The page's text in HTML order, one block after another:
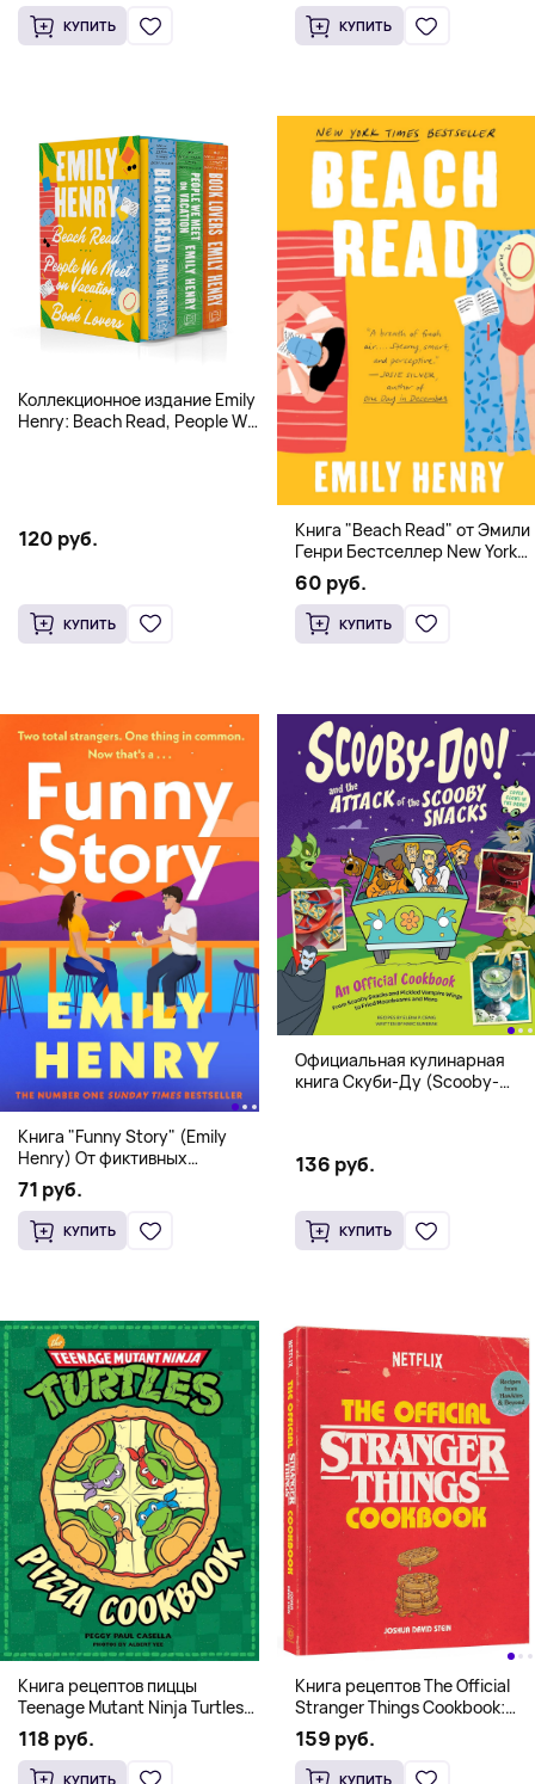
КУПИТЬ КУПИТЬ
Коллекционное издание Emily
Henry: Beach Read, People We
120 руб.
КУПИТЬ
Книга "Beach Read" от Эмили
Генри Бестселлер New York
Times
60 руб.
КУПИТЬ
Книга "Funny Story" (Emily
Henry) От фиктивных
свиданий к реальной любви
71 руб.
КУПИТЬ
Официальная кулинарная
книга Скуби-Ду (Scooby-
136 руб.
КУПИТЬ
Книга рецептов пиццы
Teenage Mutant Ninja Turtles
Pizza Cookbook (На
английском)
118 руб.
КУПИТЬ
Книга рецептов The Official
Stranger Things Cookbook:
Recipes from Hawkins and
Beyond (На английском)
159 руб.
КУПИТЬ